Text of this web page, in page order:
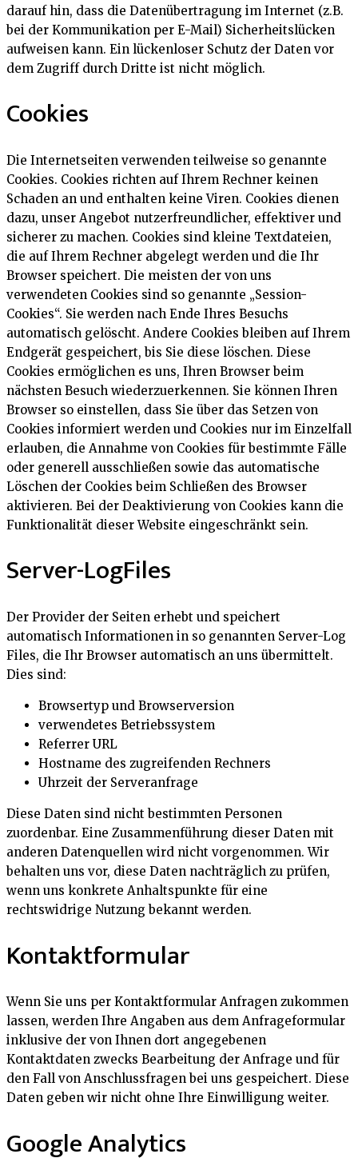
darauf hin, dass die Datenübertragung im Internet (z.B.
bei der Kommunikation per E-Mail) Sicherheitslücken
aufweisen kann. Ein lückenloser Schutz der Daten vor
dem Zugriff durch Dritte ist nicht möglich.
Cookies
Die Internetseiten verwenden teilweise so genannte
Cookies. Cookies richten auf Ihrem Rechner keinen
Schaden an und enthalten keine Viren. Cookies dienen
dazu, unser Angebot nutzerfreundlicher, effektiver und
sicherer zu machen. Cookies sind kleine Textdateien,
die auf Ihrem Rechner abgelegt werden und die Ihr
Browser speichert. Die meisten der von uns
verwendeten Cookies sind so genannte „Session-
Cookies“. Sie werden nach Ende Ihres Besuchs
automatisch gelöscht. Andere Cookies bleiben auf Ihrem
Endgerät gespeichert, bis Sie diese löschen. Diese
Cookies ermöglichen es uns, Ihren Browser beim
nächsten Besuch wiederzuerkennen. Sie können Ihren
Browser so einstellen, dass Sie über das Setzen von
Cookies informiert werden und Cookies nur im Einzelfall
erlauben, die Annahme von Cookies für bestimmte Fälle
oder generell ausschließen sowie das automatische
Löschen der Cookies beim Schließen des Browser
aktivieren. Bei der Deaktivierung von Cookies kann die
Funktionalität dieser Website eingeschränkt sein.
Server-LogFiles
Der Provider der Seiten erhebt und speichert
automatisch Informationen in so genannten Server-Log
Files, die Ihr Browser automatisch an uns übermittelt.
Dies sind:
Browsertyp und Browserversion
verwendetes Betriebssystem
Referrer URL
Hostname des zugreifenden Rechners
Uhrzeit der Serveranfrage
Diese Daten sind nicht bestimmten Personen
zuordenbar. Eine Zusammenführung dieser Daten mit
anderen Datenquellen wird nicht vorgenommen. Wir
behalten uns vor, diese Daten nachträglich zu prüfen,
wenn uns konkrete Anhaltspunkte für eine
rechtswidrige Nutzung bekannt werden.
Kontaktformular
Wenn Sie uns per Kontaktformular Anfragen zukommen
lassen, werden Ihre Angaben aus dem Anfrageformular
inklusive der von Ihnen dort angegebenen
Kontaktdaten zwecks Bearbeitung der Anfrage und für
den Fall von Anschlussfragen bei uns gespeichert. Diese
Daten geben wir nicht ohne Ihre Einwilligung weiter.
Google Analytics